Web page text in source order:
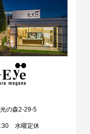
の森2-29-5
水曜定休